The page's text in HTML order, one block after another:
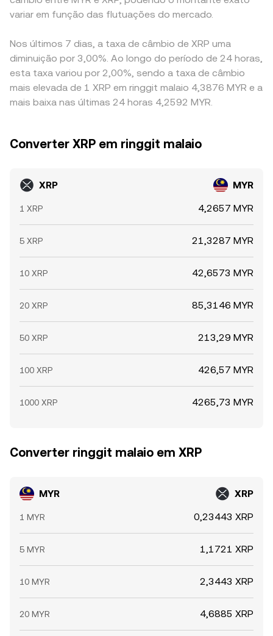
variar em função das flutuações do mercado.
Nos últimos 7 dias, a taxa de câmbio de XRP uma
diminuição por 3,00%. Ao longo do período de 24 horas,
esta taxa variou por 2,00%, sendo a taxa de câmbio
mais elevada de 1 XRP em ringgit malaio 4,3876 MYR e a
mais baixa nas últimas 24 horas 4,2592 MYR.
Converter XRP em ringgit malaio
XRP MYR
1 XRP 4,2657 MYR
5 XRP 21,3287 MYR
10 XRP 42,6573 MYR
20 XRP 85,3146 MYR
50 XRP 213,29 MYR
100 XRP 426,57 MYR
1000 XRP 4265,73 MYR
Converter ringgit malaio em XRP
MYR XRP
1 MYR 0,23443 XRP
5 MYR 1,1721 XRP
10 MYR 2,3443 XRP
20 MYR 4,6885 XRP